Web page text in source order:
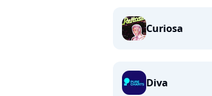
Curiosa
Diva